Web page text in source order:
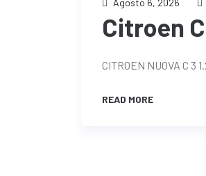
Agosto 6, 2026
Citroen
CITROEN NUOVA C 3
READ MORE